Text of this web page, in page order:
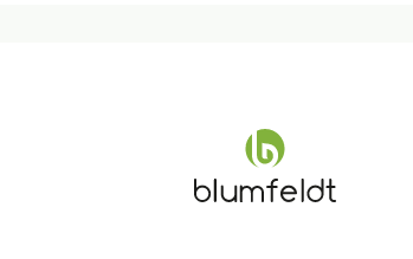
eigenständig überprüft
eigenständig überprüft